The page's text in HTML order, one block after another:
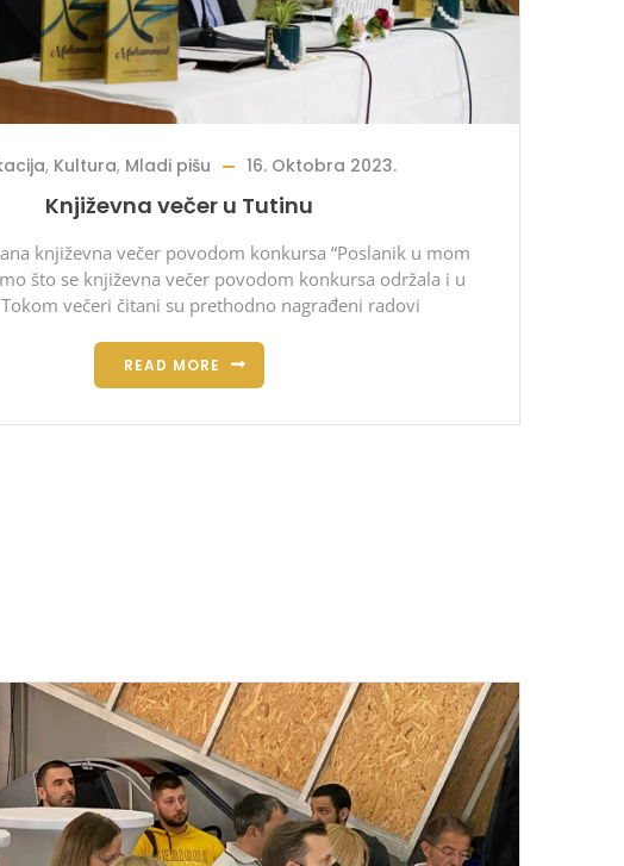
, Kultura, Mladi pišu 16. Oktobra 2023.
Književna večer u Tutinu
književna večer povodom konkursa “Poslanik u mom
što se književna večer povodom konkursa održala i u
večeri čitani su prethodno nagrađeni radovi
READ MORE